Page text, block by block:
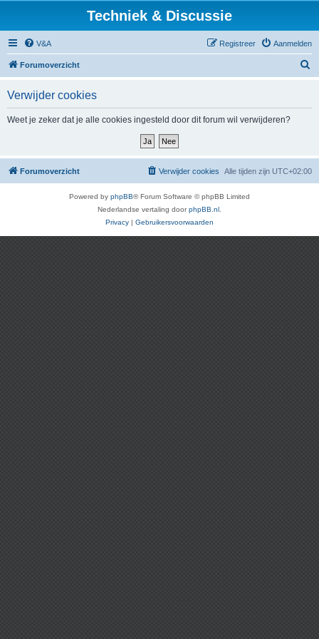
Techniek & Discussie
V&A Aanmelden
Registreer
Forumoverzicht
Verwijder cookies
Weet je zeker dat je alle cookies ingesteld door dit forum wil verwijderen?
Forumoverzicht Alle tijden zijn UTC+02:00
Verwijder cookies
Powered by phpBB® Forum Software © phpBB Limited
Nederlandse vertaling doorphpBB.nl
Privacy | Gebruikersvoorwaarden